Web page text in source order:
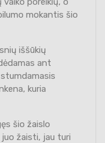
mokantis šio
iššūkių
ant
kuria
šio žaislo
žaisti, jau turi